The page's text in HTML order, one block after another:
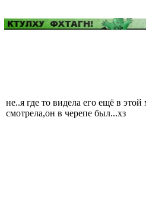
не..я где то видела его ещё в
смотрела,он в черепе был...хз